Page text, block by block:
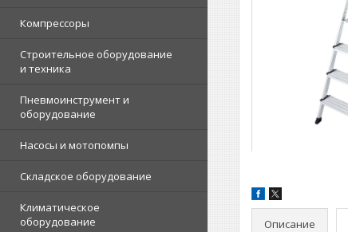
Компрессоры
Строительное оборудование
и техника
Пневмоинструмент и
оборудование
Насосы и мотопомпы
Складское оборудование
Климатическое
оборудование
Описание